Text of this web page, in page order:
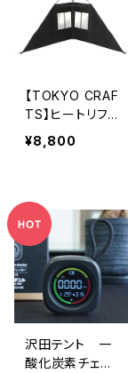
【TOKYO CRAF
TS】ヒートリフレ
クター
¥8,800
沢田テント 一
酸化炭素チェッ